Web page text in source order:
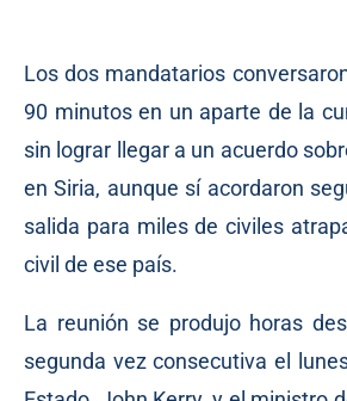
Los dos mandatarios
90 minutos en un aparte de la
sin lograr llegar a un acuerdo
en Siria, aunque sí acordaron
salida para miles de civiles
civil de ese país.
La reunión se produjo horas
segunda vez consecutiva el